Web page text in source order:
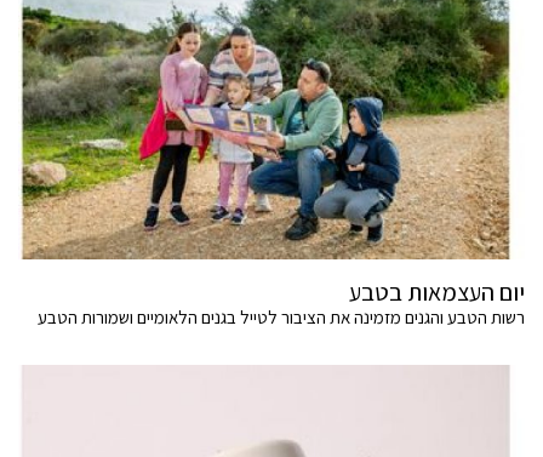
יום העצמאות בטבע
רשות הטבע והגנים מזמינה את הציבור לטייל בגנים הלאומיים ושמורות הטבע